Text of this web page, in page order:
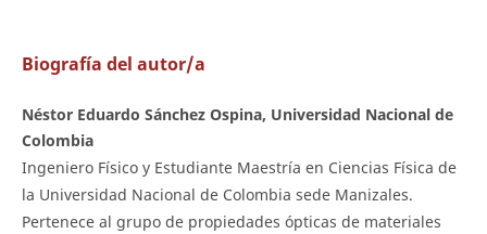
Biografía del autor/a
Néstor Eduardo Sánchez Ospina, Universidad Nacional de
Colombia
Ingeniero Físico y Estudiante Maestría en Ciencias Física de
la Universidad Nacional de Colombia sede Manizales.
Pertenece al grupo de propiedades ópticas de materiales